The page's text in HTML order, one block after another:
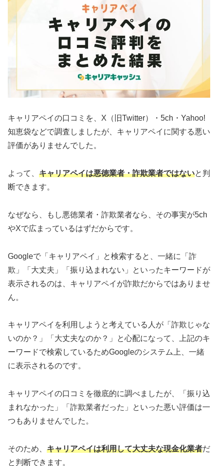
キャリアペイの口コミを、X（旧Twitter）・5ch・Yahoo!
知恵袋などで調査しましたが、キャリアペイに関する悪い
評価がありませんでした。
よって、 キャリアペイは悪徳業者・詐欺業者ではないと判
断できます。
なぜなら、もし悪徳業者・詐欺業者なら、その事実が5ch
やXで広まっているはずだからです。
Googleで「キャリアペイ」と検索すると、一緒に「詐
欺」「大丈夫」「振り込まれない」といったキーワードが
表示されるのは、キャリアペイが詐欺だからではありませ
ん。
キャリアペイを利用しようと考えている人が「詐欺じゃな
いのか？」「大丈夫なのか？」と心配になって、上記のキ
ーワードで検索しているためGoogleのシステム上、一緒
に表示されるのです。
キャリアペイの口コミを徹底的に調べましたが、「振り込
まれなかった」「詐欺業者だった」といった悪い評価は一
つもありませんでした。
そのため、 キャリアペイは利用して大丈夫な現金化業者だ
と判断できます。